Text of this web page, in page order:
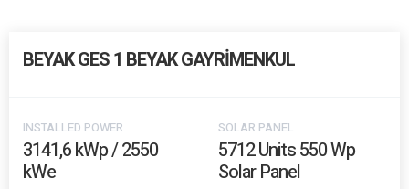
BEYAK GES 1 BEYAK GAYRİMENKUL
INSTALLED POWER
3141,6 kWp / 2550
kWe
SOLAR PANEL
5712 Units 550 Wp
Solar Panel